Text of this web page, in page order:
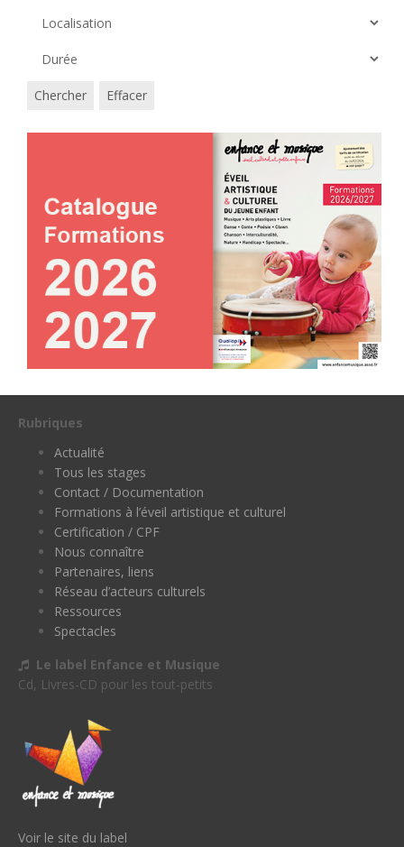
Chercher Effacer
Rubriques
Actualité
Tous les stages
Contact / Documentation
Formations à l’éveil artistique et culturel
Certification / CPF
Nous connaître
Partenaires, liens
Réseau d’acteurs culturels
Ressources
Spectacles
Le label Enfance et Musique
Cd, Livres-CD pour les tout-petits
Voir le site du label